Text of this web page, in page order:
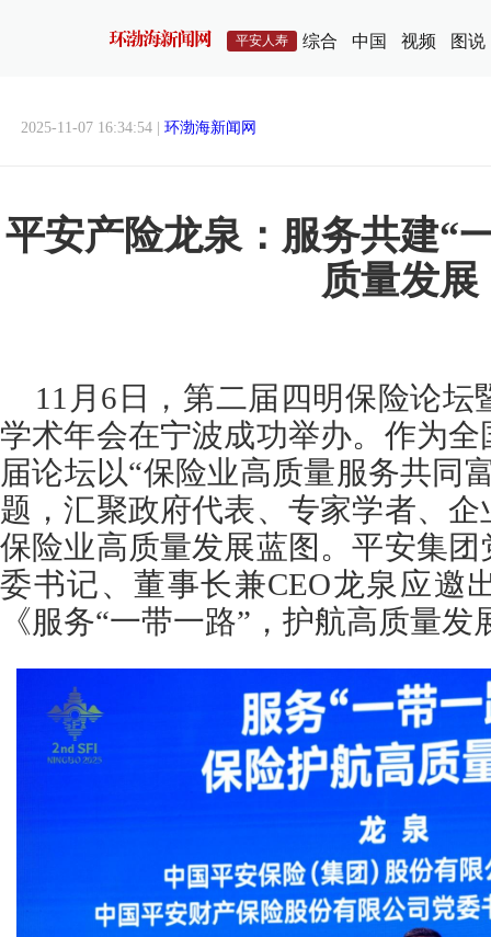
平安人寿 综合 中国 视频 图说
2025-11-07 16:34:54 | 环渤海新闻网
平安产险龙泉：服务共建“
质量发展
11月6日，第二届四明保险论坛
学术年会在宁波成功举办。作为
届论坛以“保险业高质量服务共同
题，汇聚政府代表、专家学者、
保险业高质量发展蓝图。平安集
委书记、董事长兼CEO龙泉应邀
《服务“一带一路”，护航高质量